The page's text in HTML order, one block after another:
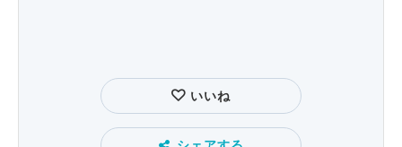
いいね